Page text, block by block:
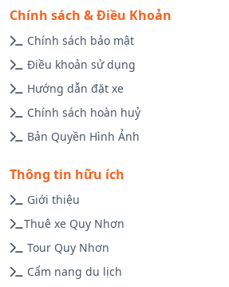
Chính sách & Điều Khoản
Chính sách bảo mật
Điều khoản sử dụng
Hướng dẫn đặt xe
Chính sách hoàn huỷ
Bản Quyền Hình Ảnh
Thông tin hữu ích
Giới thiệu
Thuê xe Quy Nhơn
Tour Quy Nhơn
Cẩm nang du lịch